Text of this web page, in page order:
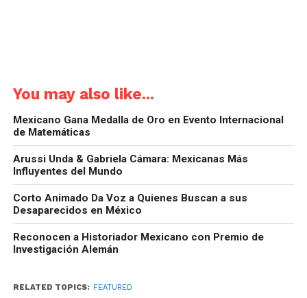
You may also like...
Mexicano Gana Medalla de Oro en Evento Internacional
de Matemáticas
Arussi Unda & Gabriela Cámara: Mexicanas Más
Influyentes del Mundo
Corto Animado Da Voz a Quienes Buscan a sus
Desaparecidos en México
Reconocen a Historiador Mexicano con Premio de
Investigación Alemán
RELATED TOPICS: FEATURED